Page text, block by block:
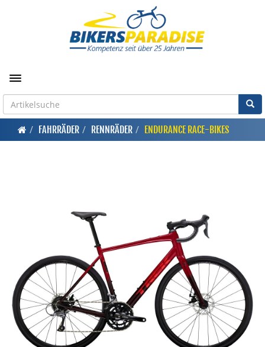
Toggle navigation
FAHRRÄDER RENNRÄDER ENDURANCE RACE-BIKES